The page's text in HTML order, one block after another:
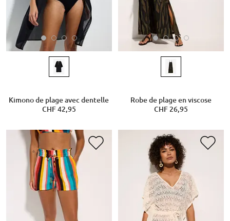
Kimono de plage avec dentelle
CHF 42,95
Robe de plage en viscose
CHF 26,95